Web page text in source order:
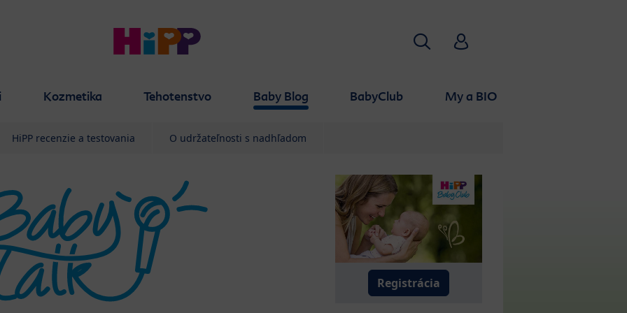
Kozmetika Tehotenstvo Baby Blog BabyClub My a BIO
HľadaťHiPP Babyclub
HiPP recenzie a testovania O udržateľnosti s nadhľadom
Registrácia